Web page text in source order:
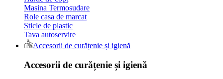
Masina Termosudare
Role casa de marcat
Sticle de plastic
Tava autoservire
Accesorii de curățenie și igienă
Accesorii de curățenie și igienă